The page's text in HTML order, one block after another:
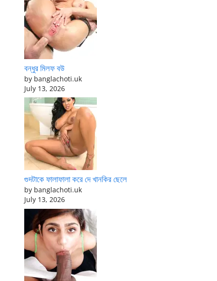
বন্ধুর মিলফ বউ
by banglachoti.uk
July 13, 2026
গুদটাকে ফালাফালা করে দে খানকির ছেলে
by banglachoti.uk
July 13, 2026